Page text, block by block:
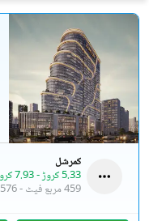
کمرشل
5.33 کروڑ
-7.93 کروڑ
459 مربع فیٹ
-576 مربع فیٹ